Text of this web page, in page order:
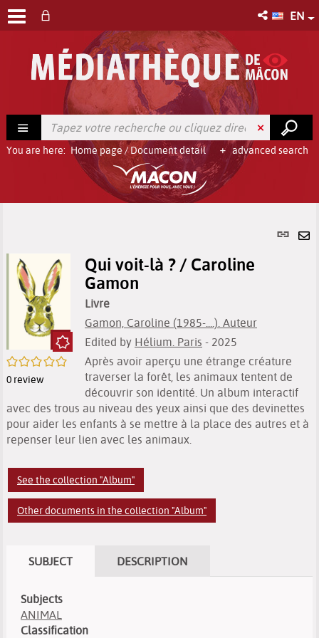
EN
advanced search
You are here: Home page/Document detail
link
/5
0 review
Qui voit-là ? / Caroline
Gamon
Livre
Gamon, Caroline (1985-....). Auteur
Edited by Hélium. Paris - 2025
Après avoir aperçu une étrange créature
traverser la forêt, les animaux tentent de
découvrir son identité. Un album interactif
avec des trous au niveau des yeux ainsi que des devinettes
pour aider les enfants à se mettre à la place des autres et à
repenser leur lien avec les animaux.
See the collection "Album"
Other documents in the collection "Album"
SUBJECT DESCRIPTION
Subjects
ANIMAL
Classification